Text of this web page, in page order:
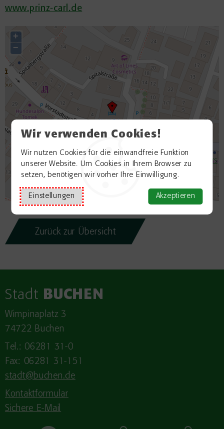
Wir verwenden Cookies!
Wir nutzen Cookies für die einwandfreie Funktion
unserer Website. Um Cookies in Ihrem Browser zu
setzen, benötigen wir vorher Ihre Einwilligung.
Einstellungen Akzeptieren
www.prinz-carl.de
+
−
© OpenStreetMap contributors
Zurück zur Übersicht
Stadt BUCHEN
Wimpinaplatz 3
74722 Buchen
Tel.: 06281 31-0
Fax: 06281 31-151
stadt@buchen.de
Kontaktformular
Sichere E-Mail